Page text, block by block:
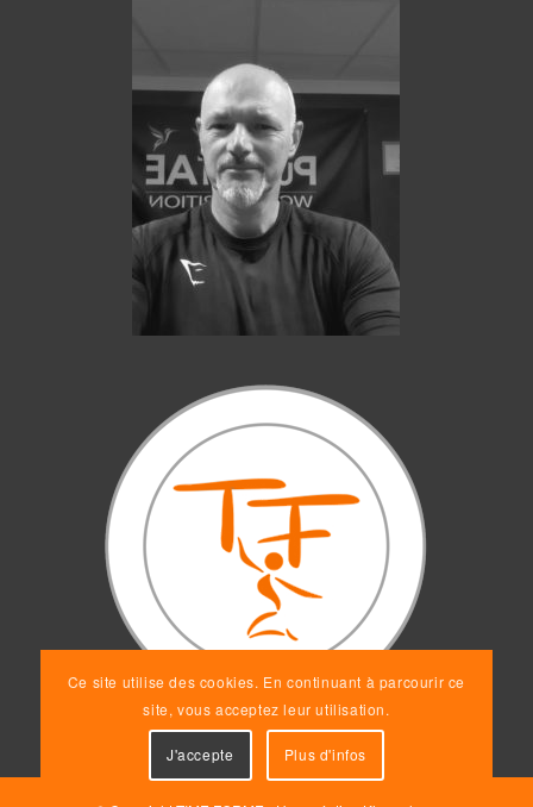
Ce site utilise des cookies. En continuant à parcourir ce
site, vous acceptez leur utilisation.
J'accepte Plus d'infos